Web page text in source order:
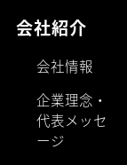
会社紹介
会社情報
企業理念・
代表メッセ
ージ